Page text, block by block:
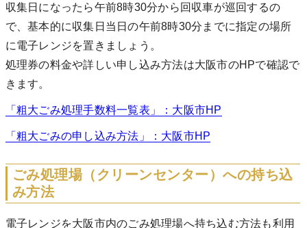
収集日になったら午前8時30分から回収車が巡回するの
で、基本的に収集日当日の午前8時30分までに指定の場所
に電子レンジを置きましょう。
処理券の料金や詳しい申し込み方法は大阪市のHPで確認で
きます。
「粗大ごみ処理手数料一覧表」：大阪市HP
「粗大ごみの申し込み方法」：大阪市HP
ごみ処理場（クリーンセンター）への持ち込
み方法
電子レンジを大阪市内のごみ処理場へ持ち込む方法も利用